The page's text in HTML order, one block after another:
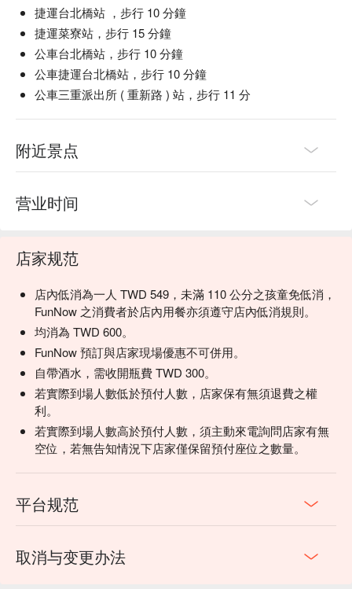
酸白菜锅底 (Sour Cabbage Hot Pot Base) | 店里的灵魂汤底
——酸爽开胃，喝一口就超治愈。
胡萝卜猪 (Carrot-fed Pork) | 肉质超嫩的特色猪肉，和酸汤是
绝配。
究好猪五花 (Jiu Hao Pork Belly) | 顶级猪五花切片，下锅涮几
秒就熟，口感超棒。
又解腻。
杨桃汁 (Star Fruit Juice) | 清爽解渴的经典台式饮料，瞬间清
💡 FunNow 懂吃笔记：本推荐由 AI 汇整网络热门口碑。（贴
心提醒：若包含酒精饮品，请理性饮酒｜过量饮酒，有害健
康）
捷運台北橋站 ，步行 10 分鐘
捷運菜寮站，步行 15 分鐘
公車台北橋站，步行 10 分鐘
公車捷運台北橋站，步行 10 分鐘
公車三重派出所 ( 重新路 ) 站，步行 11 分
附近景点
营业时间
店家规范
店內低消為一人 TWD 549，未滿 110 公分之孩童免低消，
FunNow 之消費者於店內用餐亦須遵守店內低消規則。
均消為 TWD 600。
FunNow 預訂與店家現場優惠不可併用。
自帶酒水，需收開瓶費 TWD 300。
若實際到場人數低於預付人數，店家保有無須退費之權
利。
若實際到場人數高於預付人數，須主動來電詢問店家有無
空位，若無告知情況下店家僅保留預付座位之數量。
平台规范
取消与变更办法